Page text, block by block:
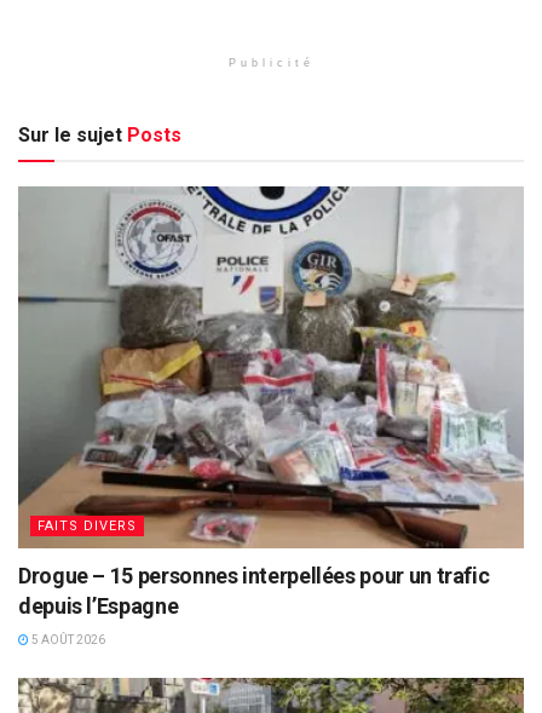
Publicité
Sur le sujet Posts
FAITS DIVERS
Drogue – 15 personnes interpellées pour un trafic
depuis l’Espagne
5 AOÛT 2026